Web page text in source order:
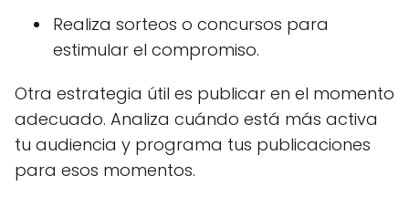
Realiza sorteos o concursos para
estimular el compromiso.
Otra estrategia útil es publicar en el momento
adecuado. Analiza cuándo está más activa
tu audiencia y programa tus publicaciones
para esos momentos.